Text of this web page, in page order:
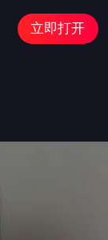
立即打开